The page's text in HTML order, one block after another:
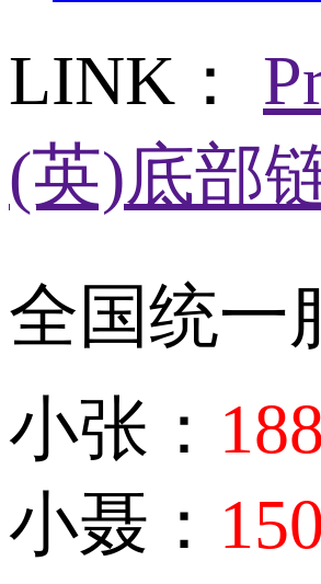
LINK：
(英)底部
全国统一
小张：
小聂：